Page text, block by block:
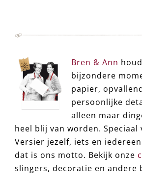
Bren & Ann
bijzondere
papier,
persoonlijke
alleen maar
heel blij van worden. Speciaal
Versier jezelf, iets en
dat is ons motto. Bekijk onze
slingers, decoratie en andere